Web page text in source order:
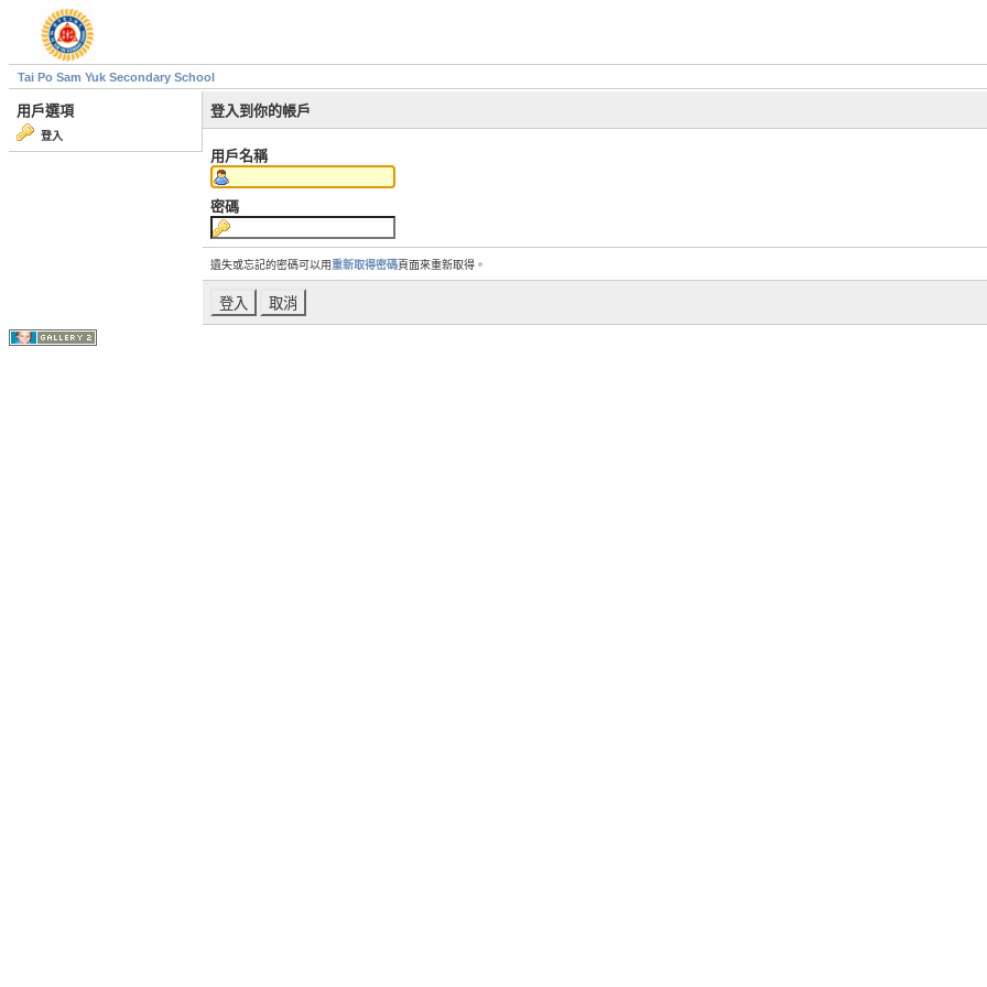
Tai Po Sam Yuk Secondary School
用戶選項
登入
登入到你的帳戶
用戶名稱
密碼
遺失或忘記的密碼可以用重新取得密碼頁面來重新取得。